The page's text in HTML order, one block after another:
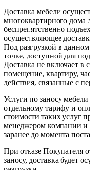
Доставка мебели
многоквартирного дома
беспрепятственно
осуществляющее
Под разгрузкой в данном
точке, доступной для
Доставка не включает в
помещение, квартиру,
действия, связанные с
Услуги по заносу
отдельному тарифу и
стоимости таких услуг
менеджером компании и
заранее до момента
При отказе Покупателя
заносу, доставка будет